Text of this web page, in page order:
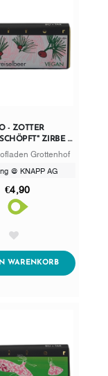
- ZOTTER
ZIRBE &
Grottenhof
@ KNAPP AG
€4,90
WARENKORBADDTOCART